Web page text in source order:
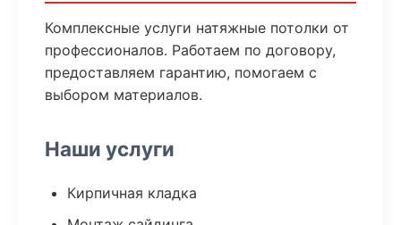
Комплексные услуги натяжные потолки от
профессионалов. Работаем по договору,
предоставляем гарантию, помогаем с
выбором материалов.
Наши услуги
Кирпичная кладка